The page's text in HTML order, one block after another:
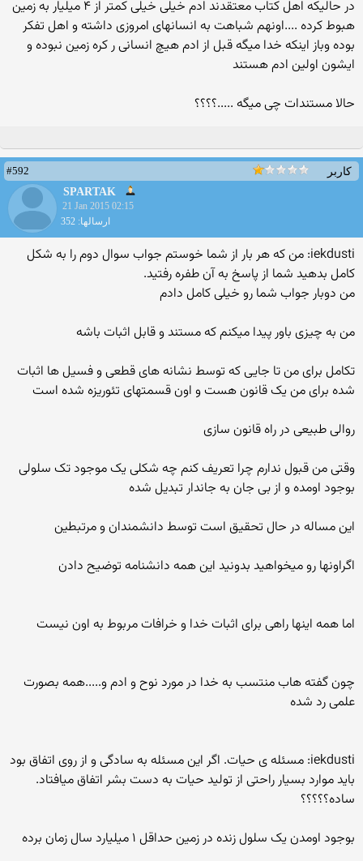
در حالیکه اهل کتاب معتقدند ادم خیلی خیلی کمتر از ۴ میلیار به زمین
هبوط کرده ....اونهم شباهت به انسانهای امروزی داشته و اهل تفکر
بوده وباز اینکه خدا میگه قبل از ادم هیچ انسانی ر کره زمین نبوده و
ایشون اولین ادم هستند
حالا مستندات چی میگه .....؟؟؟؟
کاربر
#592
SPARTAK
21 Jan 2015 02:15
ارسالها: 352
iekdusti: من که هر بار از شما خوستم جواب سوال دوم را به شکل
کامل بدهید شما از پاسخ به آن طفره رفتید.
من دوبار جواب شما رو خیلی کامل دادم
من به چیزی باور پیدا میکنم که مستند و قابل اثبات باشه
تکامل برای من تا جایی که توسط نشانه های قطعی و فسیل ها اثبات
شده برای من یک قانون هست و اون قسمتهای تئوریزه شده است
روالی طبیعی در راه قانون سازی
وقتی من قبول ندارم چرا تعریف کنم چه شکلی یک موجود تک سلولی
بوجود اومده و از بی جان به جاندار تبدیل شده
این مساله در حال تحقیق است توسط دانشمندان و مرتبطین
اگراونها رو میخواهید بدونید این همه دانشنامه توضیح دادن
اما همه اینها راهی برای اثبات خدا و خرافات مربوط به اون نیست
چون گفته هاب منتسب به خدا در مورد نوح و ادم و.....همه بصورت
علمی رد شده
iekdusti: مسئله ی حیات. اگر این مسئله به سادگی و از روی اتفاق بود
باید موارد بسیار راحتی از تولید حیات به دست بشر اتفاق میافتاد.
ساده؟؟؟؟؟
بوجود اومدن یک سلول زنده در زمین حداقل ۱ میلیارد سال زمان برده